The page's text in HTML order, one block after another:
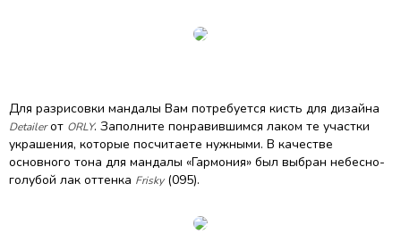
Для разрисовки мандалы Вам потребуется кисть для дизайна
Detailerот ORLY. Заполните понравившимся лаком те участки
украшения, которые посчитаете нужными. В качестве
основного тона для мандалы «Гармония» был выбран небесно-
голубой лак оттенка Frisky(095).